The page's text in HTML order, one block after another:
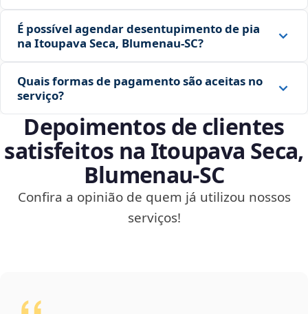
É possível agendar desentupimento de pia
na Itoupava Seca, Blumenau‑SC?
Quais formas de pagamento são aceitas no
serviço?
Depoimentos de clientes
satisfeitos na Itoupava Seca,
Blumenau‑SC
Confira a opinião de quem já utilizou nossos
serviços!